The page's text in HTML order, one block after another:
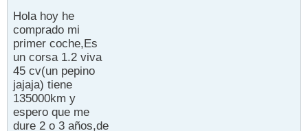
Hola hoy he
comprado mi
primer coche,Es
un corsa 1.2 viva
45 cv(un pepino
jajaja) tiene
135000km y
espero que me
dure 2 o 3 años,de